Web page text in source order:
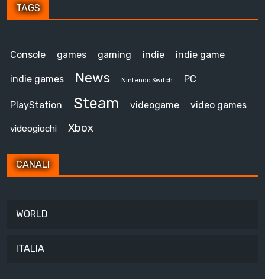
TAGS
Console games gaming indie indie game
indie games News Nintendo Switch PC
PlayStation Steam videogame video games
videogiochi Xbox
CANALI
WORLD
ITALIA